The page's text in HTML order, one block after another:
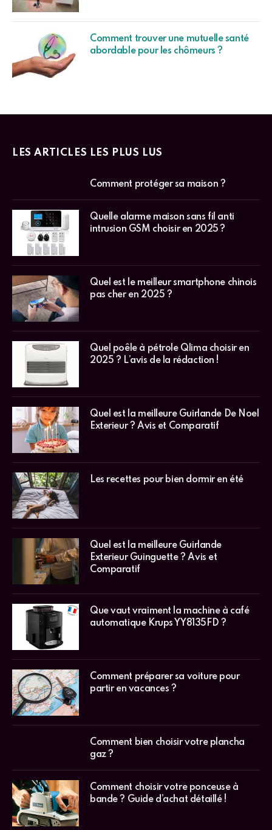
Comment trouver une mutuelle santé
abordable pour les chômeurs ?
LES ARTICLES LES PLUS LUS
Comment protéger sa maison ?
Quelle alarme maison sans fil anti
intrusion GSM choisir en 2025 ?
Quel est le meilleur smartphone chinois
pas cher en 2025 ?
Quel poêle à pétrole Qlima choisir en
2025 ? L’avis de la rédaction !
Quel est la meilleure Guirlande De Noel
Exterieur ? Avis et Comparatif
Les recettes pour bien dormir en été
Quel est la meilleure Guirlande
Exterieur Guinguette ? Avis et
Comparatif
Que vaut vraiment la machine à café
automatique Krups YY8135FD ?
Comment préparer sa voiture pour
partir en vacances ?
Comment bien choisir votre plancha
gaz ?
Comment choisir votre ponceuse à
bande ? Guide d’achat détaillé !